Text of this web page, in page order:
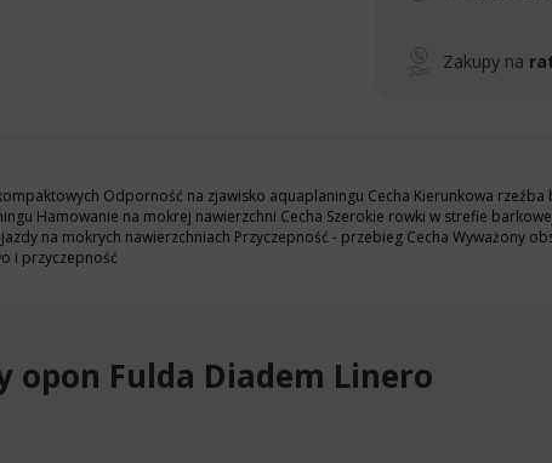
Zakupy na
Odporność na zjawisko aquaplaningu Cecha Kierunkowa rzeźba
Hamowanie na mokrej nawierzchni Cecha Szerokie rowki w strefie
na mokrych nawierzchniach Przyczepność - przebieg Cecha Wyważony
i przyczepność
opon Fulda Diadem Linero